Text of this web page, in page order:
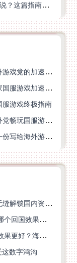
在国外怎么看瑞士 vs 波黑世界杯中文解说？这篇指南帮你搞定所有地区限制问题
巴西怎么玩边锋四人斗地主精简版？海外游戏党的加速器终极选择
巴西怎么玩新笑傲江湖不卡顿？海外玩家国服游戏加速终极指南（附猫和老鼠一梦江湖实测）
服游戏终极指南
足球世界国外加速器下载安装指南：海外党畅玩国服游戏的终极解决方案
国外玩合金弹头：觉醒用什么加速器？一份写给海外游子的畅玩指南
海外党必看：如何选对回国翻墙VPN，无缝解锁国内资源？
ChickCN VPN好用吗？和海牛VPN对比哪个回国效果更好？
ChickCN VPN和当归VPN对比哪个回国效果更好？海外党亲测后选了它
数字鸿沟